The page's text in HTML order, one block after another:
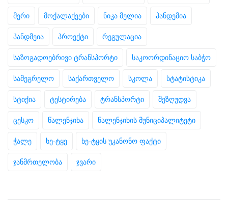
მერი მოქალაქეები ნიკა მელია პანდემია
პანდმეია პროექტი რეგულაცია
საზოგადოებრივი ტრანსპორტი საკოორდინაციო საბჭო
სამეგრელო საქართველო სკოლა სტატისტიკა
სტიქია ტესტირება ტრანსპორტი შეზღუდვა
ცესკო წალენჯიხა წალენჯიხის მუნიციპალიტეტი
ჭალე ხე-ტყე ხე-ტყის უკანონო ფაქტი
ჯანმრთელობა ჯვარი